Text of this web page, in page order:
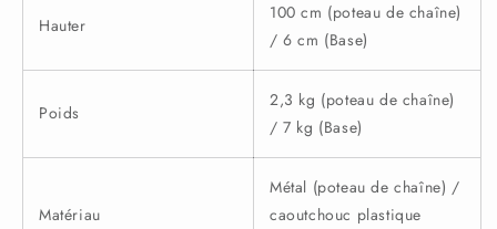
Hauter
100 cm (poteau de chaîne)
/ 6 cm (Base)
Poids
2,3 kg (poteau de chaîne)
/ 7 kg (Base)
Matériau
Métal (poteau de chaîne) /
caoutchouc plastique